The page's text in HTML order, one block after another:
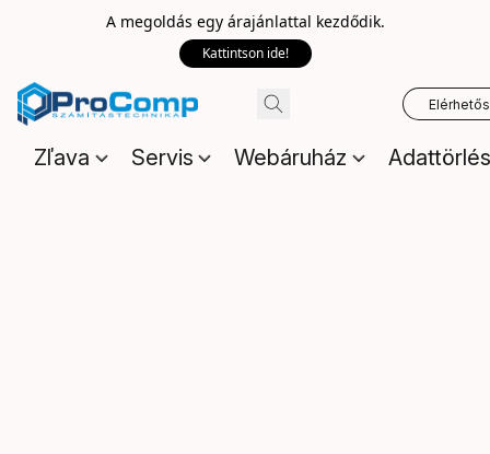
A megoldás egy árajánlattal kezdődik.
Kattintson ide!
Zľava Servis Webáruház